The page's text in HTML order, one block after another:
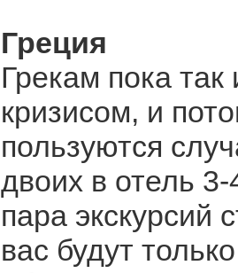
Греция
Грекам пока так
кризисом, и
пользуются
двоих в отель
пара экскурсий
вас будут